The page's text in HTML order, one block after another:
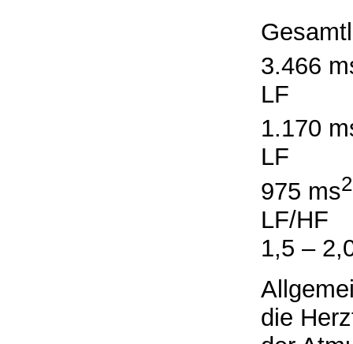
3.466
LF
1.170
LF
975 ms2
LF/HF
1,5 –
die